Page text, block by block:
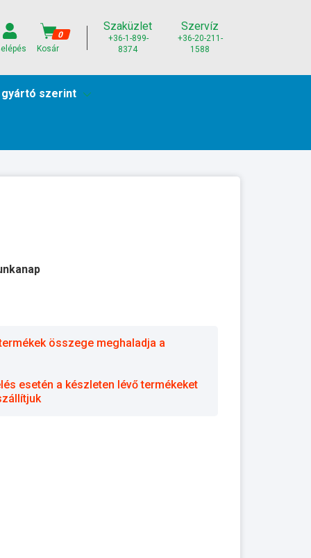
0
Kosár
Szaküzlet
+36-1-899-
8374
Szervíz
+36-20-211-
1588
szerint
összege meghaladja a
esetén a készleten lévő termékeket